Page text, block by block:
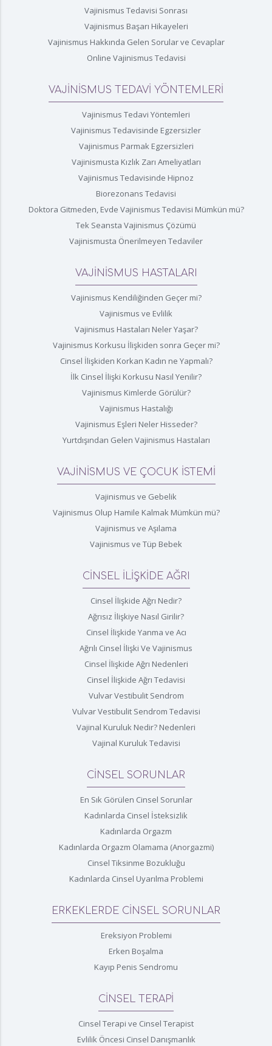
Vajinismus Tedavisi Sonrası
Vajinismus Başarı Hikayeleri
Vajinismus Hakkında Gelen Sorular ve Cevaplar
Online Vajinismus Tedavisi
VAJİNİSMUS TEDAVİ YÖNTEMLERİ
Vajinismus Tedavi Yöntemleri
Vajinismus Tedavisinde Egzersizler
Vajinismus Parmak Egzersizleri
Vajinismusta Kızlık Zarı Ameliyatları
Vajinismus Tedavisinde Hipnoz
Biorezonans Tedavisi
Doktora Gitmeden, Evde Vajinismus Tedavisi Mümkün mü?
Tek Seansta Vajinismus Çözümü
Vajinismusta Önerilmeyen Tedaviler
VAJİNİSMUS HASTALARI
Vajinismus Kendiliğinden Geçer mi?
Vajinismus ve Evlilik
Vajinismus Hastaları Neler Yaşar?
Vajinismus Korkusu İlişkiden sonra Geçer mi?
Cinsel İlişkiden Korkan Kadın ne Yapmalı?
İlk Cinsel İlişki Korkusu Nasıl Yenilir?
Vajinismus Kimlerde Görülür?
Vajinismus Hastalığı
Vajinismus Eşleri Neler Hisseder?
Yurtdışından Gelen Vajinismus Hastaları
VAJİNİSMUS VE ÇOCUK İSTEMİ
Vajinismus ve Gebelik
Vajinismus Olup Hamile Kalmak Mümkün mü?
Vajinismus ve Aşılama
Vajinismus ve Tüp Bebek
CİNSEL İLİŞKİDE AĞRI
Cinsel İlişkide Ağrı Nedir?
Ağrısız İlişkiye Nasıl Girilir?
Cinsel İlişkide Yanma ve Acı
Ağrılı Cinsel İlişki Ve Vajinismus
Cinsel İlişkide Ağrı Nedenleri
Cinsel İlişkide Ağrı Tedavisi
Vulvar Vestibulit Sendrom
Vulvar Vestibulit Sendrom Tedavisi
Vajinal Kuruluk Nedir? Nedenleri
Vajinal Kuruluk Tedavisi
CİNSEL SORUNLAR
En Sık Görülen Cinsel Sorunlar
Kadınlarda Cinsel İsteksizlik
Kadınlarda Orgazm
Kadınlarda Orgazm Olamama (Anorgazmi)
Cinsel Tiksinme Bozukluğu
Kadınlarda Cinsel Uyarılma Problemi
ERKEKLERDE CİNSEL SORUNLAR
Ereksiyon Problemi
Erken Boşalma
Kayıp Penis Sendromu
CİNSEL TERAPİ
Cinsel Terapi ve Cinsel Terapist
Evlilik Öncesi Cinsel Danışmanlık